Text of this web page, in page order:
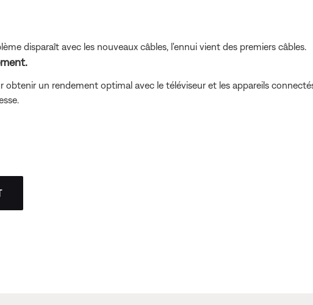
disparaît avec les nouveaux câbles, l'ennui vient des premiers câbles.
un rendement optimal avec le téléviseur et les appareils